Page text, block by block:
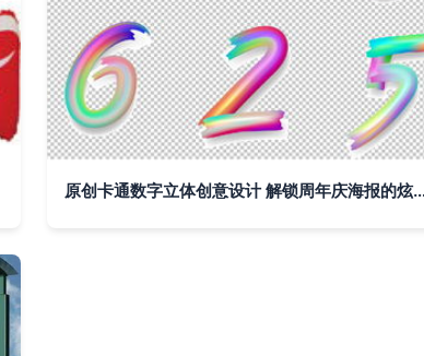
原创卡通数字立体创意设计 解锁周年庆海报的炫酷视觉密码